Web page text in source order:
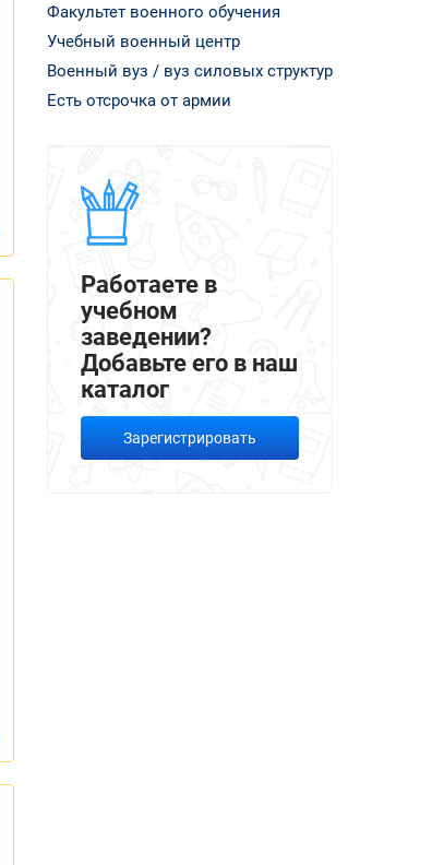
Факультет военного обучения
Учебный военный центр
Военный вуз / вуз силовых структур
Есть отсрочка от армии
Работаете в
учебном
заведении?
Добавьте его в наш
каталог
Зарегистрировать